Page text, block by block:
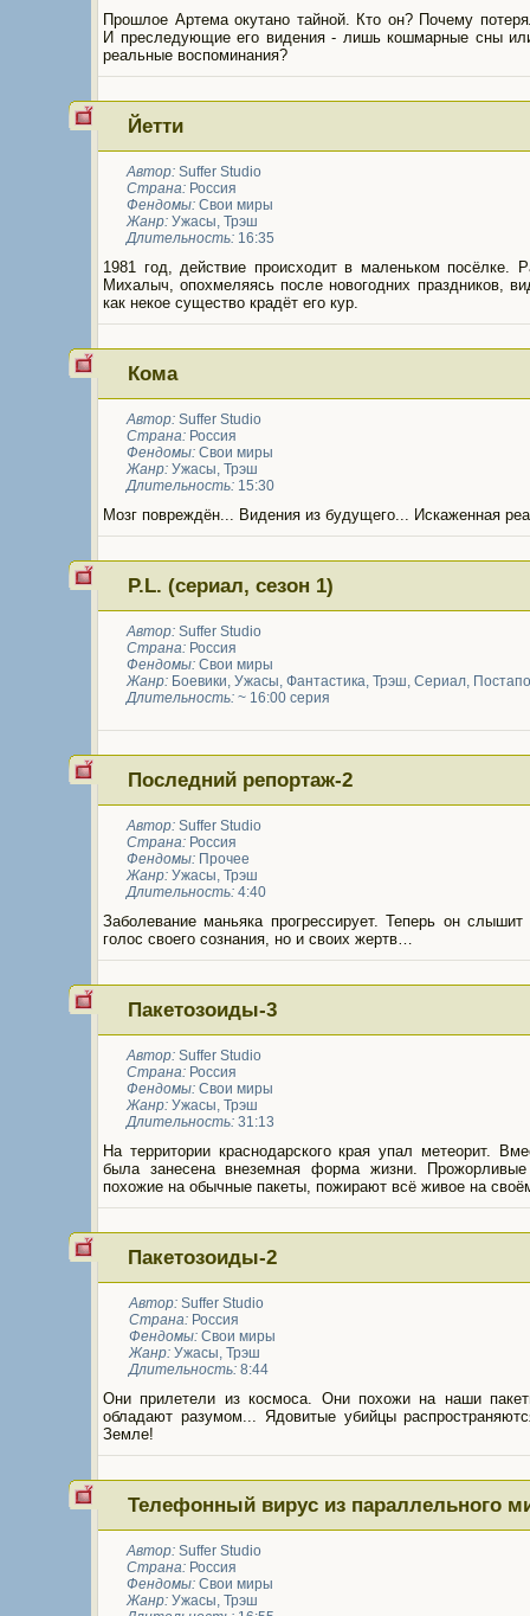
Прошлое Артема окутано тайной. Кто он? Почему
И преследующие его видения - лишь кошмарные сны
реальные воспоминания?
Йетти
Автор: Suffer Studio
Страна: Россия
Фендомы: Свои миры
Жанр: Ужасы, Трэш
Длительность: 16:35
1981 год, действие происходит в маленьком посёлке.
Михалыч, опохмеляясь после новогодних праздников,
как некое существо крадёт его кур.
Кома
Автор: Suffer Studio
Страна: Россия
Фендомы: Свои миры
Жанр: Ужасы, Трэш
Длительность: 15:30
Мозг повреждён... Видения из будущего... Искаженная
P.L. (сериал, сезон 1)
Автор: Suffer Studio
Страна: Россия
Фендомы: Свои миры
Жанр: Боевики, Ужасы, Фантастика, Трэш, Сериал,
Длительность: ~ 16:00 серия
Последний репортаж-2
Автор: Suffer Studio
Страна: Россия
Фендомы: Прочее
Жанр: Ужасы, Трэш
Длительность: 4:40
Заболевание маньяка прогрессирует. Теперь он слышит
голос своего сознания, но и своих жертв…
Пакетозоиды-3
Автор: Suffer Studio
Страна: Россия
Фендомы: Свои миры
Жанр: Ужасы, Трэш
Длительность: 31:13
На территории краснодарского края упал метеорит.
была занесена внеземная форма жизни.
похожие на обычные пакеты, пожирают всё живое на
Пакетозоиды-2
Автор: Suffer Studio
Страна: Россия
Фендомы: Свои миры
Жанр: Ужасы, Трэш
Длительность: 8:44
Они прилетели из космоса. Они похожи на наши
обладают разумом... Ядовитые убийцы
Земле!
Телефонный вирус из параллельного
Автор: Suffer Studio
Страна: Россия
Фендомы: Свои миры
Жанр: Ужасы, Трэш